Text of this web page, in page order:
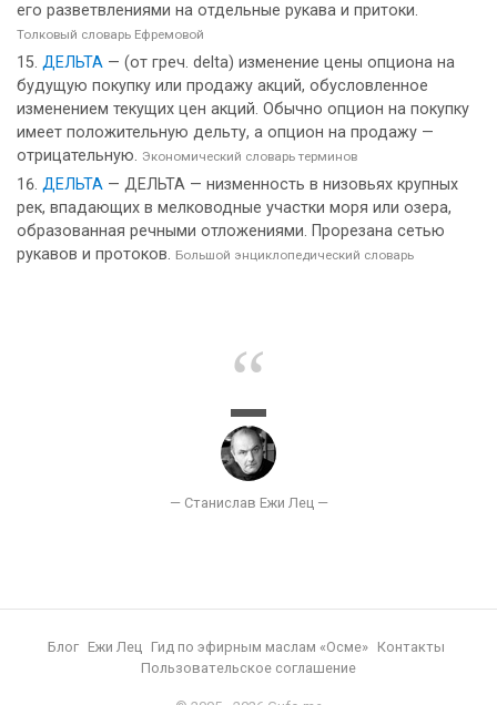
его разветвлениями на отдельные рукава и притоки.
Толковый словарь Ефремовой
ДЕЛЬТА — (от греч. delta) изменение цены опциона на
будущую покупку или продажу акций, обусловленное
изменением текущих цен акций. Обычно опцион на покупку
имеет положительную дельту, а опцион на продажу —
отрицательную. Экономический словарь терминов
ДЕЛЬТА — ДЕЛЬТА — низменность в низовьях крупных
рек, впадающих в мелководные участки моря или озера,
образованная речными отложениями. Прорезана сетью
рукавов и протоков. Большой энциклопедический словарь
Блог Ежи Лец Гид по эфирным маслам «Осме»
Контакты
Пользовательское соглашение